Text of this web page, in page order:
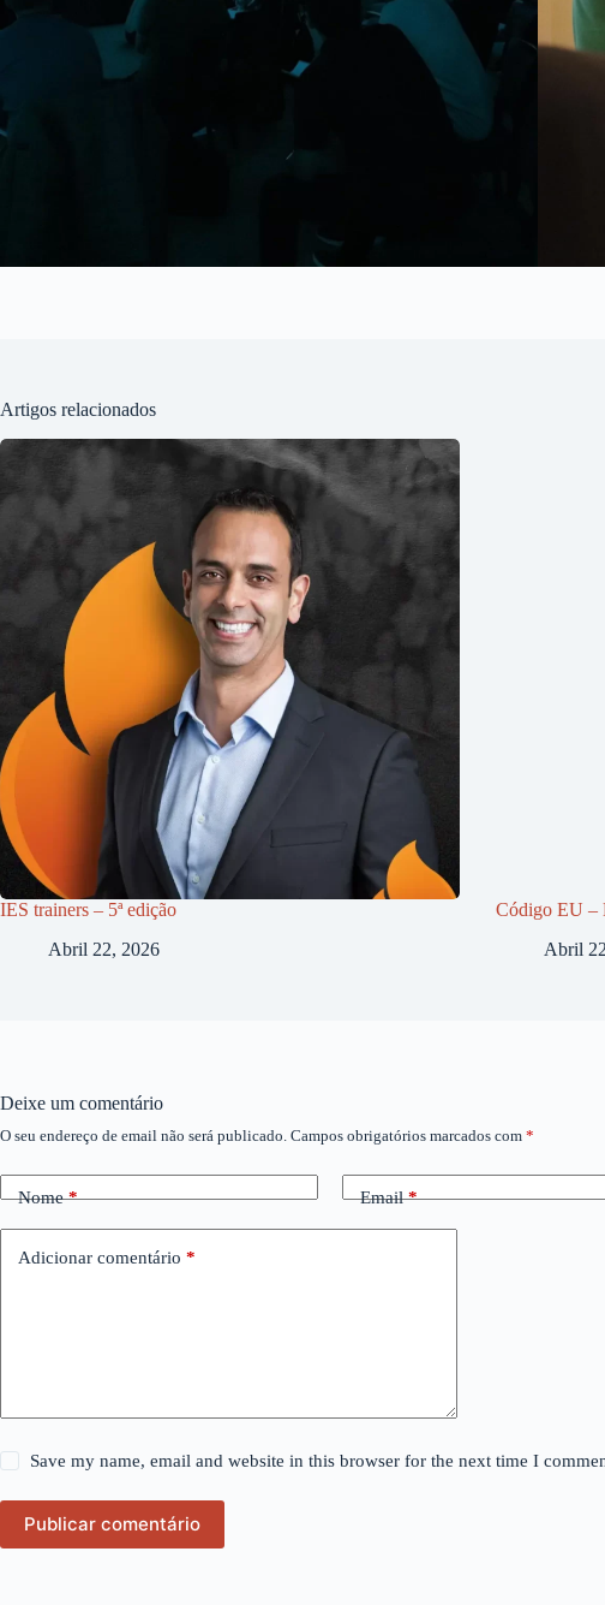
Artigos relacionados
IES trainers – 5ª edição
Abril 22, 2026
Código EU –
Abril
Deixe um comentário
O seu endereço de email não será publicado. Campos obrigatórios marcados com *
Nome* Email*
Adicionar comentário *
Save my name, email and website in this browser for the next time I
Publicar comentário